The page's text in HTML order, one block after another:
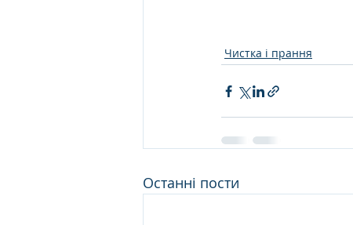
Чистка і прання
Останні пости